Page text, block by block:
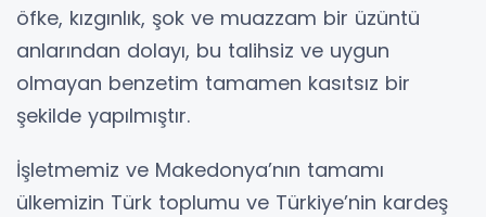
öfke, kızgınlık, şok ve muazzam bir üzüntü
anlarından dolayı, bu talihsiz ve uygun
olmayan benzetim tamamen kasıtsız bir
şekilde yapılmıştır.
İşletmemiz ve Makedonya’nın tamamı
ülkemizin Türk toplumu ve Türkiye’nin kardeş